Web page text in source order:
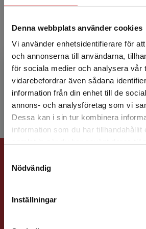
Denna webbplats använder cookies
Vi använder enhetsidentifierare för
och annonserna till användarna,
för sociala medier och analysera vår
vidarebefordrar även sådana
information från din enhet till de
annons- och analysföretag som vi
Dessa kan i sin tur kombinera
information som du har tillhandahållit
Nödvändig
Inställningar
Begränsad
Det verkar som att du besöker
studentlitteratur.se via en enhet
Vi erbjuder inte leveranser
att kunna slutföra ett köp måste
Rolf Lind
Rolf Lind är universitetslektor i
företagsekonomi vid
Han har omfattande erfarenhet
och uppsatshandledning.